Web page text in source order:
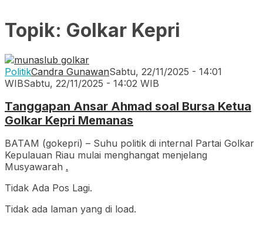
Topik: Golkar Kepri
PolitikCandra GunawanSabtu, 22/11/2025 - 14:01
WIBSabtu, 22/11/2025 - 14:02 WIB
Tanggapan Ansar Ahmad soal Bursa Ketua
Golkar Kepri Memanas
BATAM (gokepri) – Suhu politik di internal Partai Golkar
Kepulauan Riau mulai menghangat menjelang
Musyawarah .
Tidak Ada Pos Lagi.
Tidak ada laman yang di load.